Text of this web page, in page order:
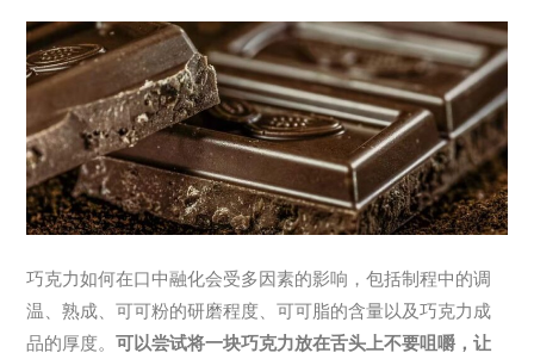
巧克力如何在口中融化会受多因素的影响，包括制程中的调
温、熟成、可可粉的研磨程度、可可脂的含量以及巧克力成
品的厚度。可以尝试将一块巧克力放在舌头上不要咀嚼，让